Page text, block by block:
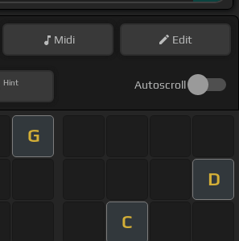
Midi Edit
Hint Autoscroll
G
D
C